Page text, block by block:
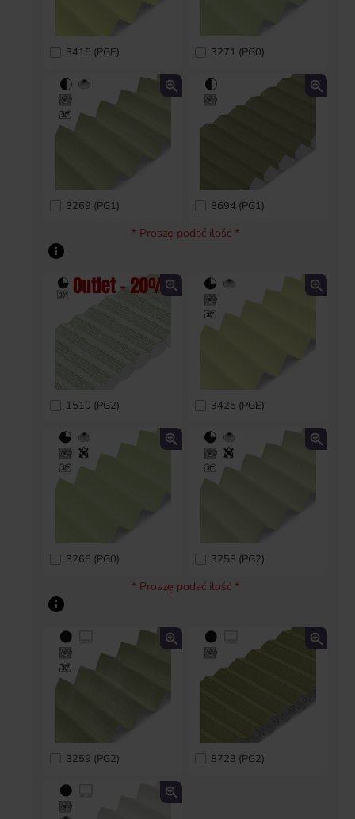
3415 (PGE) 3271 (PG0)
3269 (PG1) 8694 (PG1)
* Proszę podać ilość *
1510 (PG2) 3425 (PGE)
3265 (PG0) 3258 (PG2)
* Proszę podać ilość *
3259 (PG2) 8723 (PG2)